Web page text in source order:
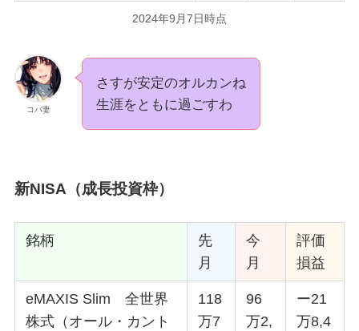
2024年9月7日時点
コバ妻
さすが安定のオルカンね
生涯をともに過ごすわ
新NISA（成長投資枠）
銘柄
先
月
今
月
評価
損益
eMAXIS Slim 全世界
株式（オール・カント
118
万7
96
万2,
ー21
万8,4